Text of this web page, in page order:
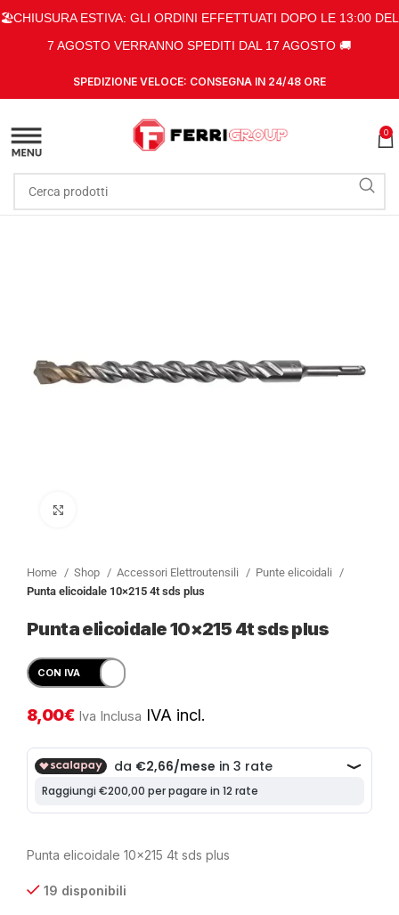
🏖️CHIUSURA ESTIVA: GLI ORDINI EFFETTUATI DOPO LE 13:00 DEL
7 AGOSTO VERRANNO SPEDITI DAL 17 AGOSTO 🚚
SPEDIZIONE VELOCE: CONSEGNA IN 24/48 ORE
0
Home Shop Accessori Elettroutensili
Punte elicoidali
Punta elicoidale 10×215 4t sds plus
Punta elicoidale 10×215 4t sds plus
8,00€ Iva Inclusa IVA incl.
Punta elicoidale 10×215 4t sds plus
19 disponibili